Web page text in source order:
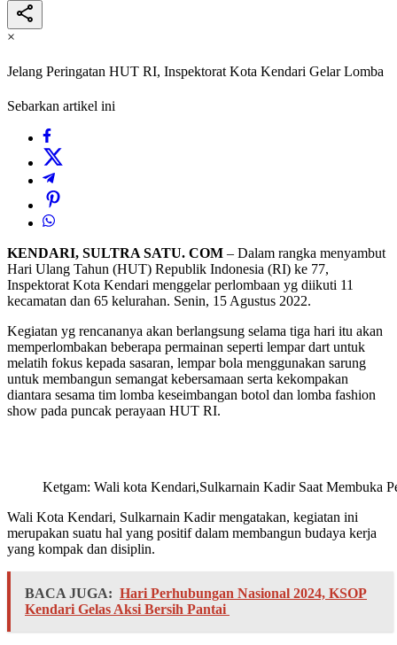
×
Jelang Peringatan HUT RI, Inspektorat Kota Kendari Gelar Lomba
Sebarkan artikel ini
KENDARI, SULTRA SATU. COM – Dalam rangka menyambut
Hari Ulang Tahun (HUT) Republik Indonesia (RI) ke 77,
Inspektorat Kota Kendari menggelar perlombaan yg diikuti 11
kecamatan dan 65 kelurahan. Senin, 15 Agustus 2022.
Kegiatan yg rencananya akan berlangsung selama tiga hari itu akan
memperlombakan beberapa permainan seperti lempar dart untuk
melatih fokus kepada sasaran, lempar bola menggunakan sarung
untuk membangun semangat kebersamaan serta kekompakan
diantara sesama tim lomba keseimbangan botol dan lomba fashion
show pada puncak perayaan HUT RI.
Ketgam: Wali kota Kendari,Sulkarnain Kadir Saat Membuka
Wali Kota Kendari, Sulkarnain Kadir mengatakan, kegiatan ini
merupakan suatu hal yang positif dalam membangun budaya kerja
yang kompak dan disiplin.
BACA JUGA: Hari Perhubungan Nasional 2024, KSOP
Kendari Gelas Aksi Bersih Pantai